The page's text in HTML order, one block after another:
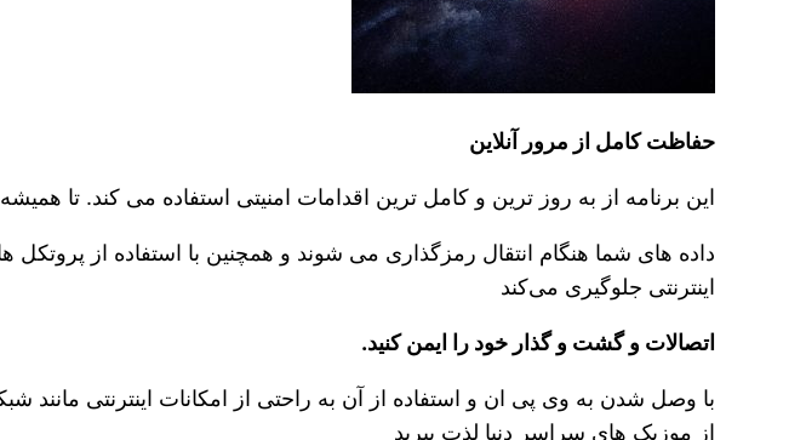
حفاظت کامل از مرور آنلاین
این برنامه از به روز ترین و کامل‌ ترین اقدامات امنیتی استفاده می‌ کند. تا
داده ‌های شما هنگام انتقال رمزگذاری می‌ شوند و همچنین با استفاده از
اینترنتی جلوگیری می‌کند
اتصالات و گشت و گذار خود را ایمن کنید.
با وصل شدن به وی پی ان و استفاده از آن به راحتی از امکانات اینترنتی
از موزیک های سراسر دنیا لذت ببرید